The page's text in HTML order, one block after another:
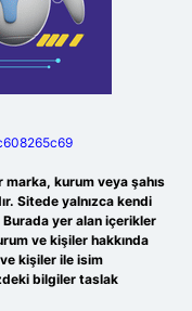
kurum veya şahıs
Sitede yalnızca kendi
Burada yer alan içerikler
ve kişiler hakkında
kişiler ile isim
bilgiler taslak